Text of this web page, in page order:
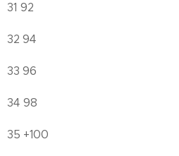
31 92
32 94
33 96
34 98
35 +100